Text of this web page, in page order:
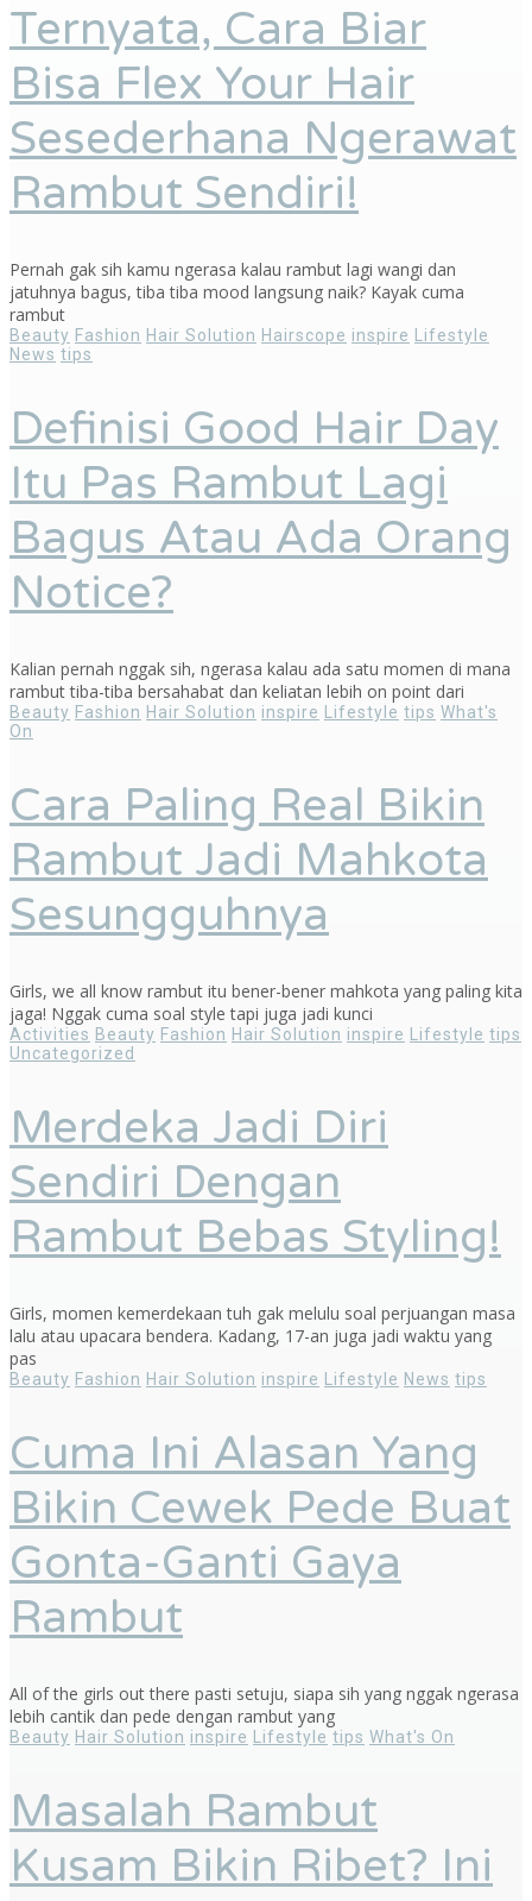
Ternyata, Cara Biar
Bisa Flex Your Hair
Sesederhana Ngerawat
Rambut Sendiri!
Pernah gak sih kamu ngerasa kalau rambut lagi wangi dan
jatuhnya bagus, tiba tiba mood langsung naik? Kayak cuma
rambut
Beauty Fashion Hair Solution Hairscope inspire
Lifestyle
News tips
Definisi Good Hair Day
Itu Pas Rambut Lagi
Bagus Atau Ada Orang
Notice?
Kalian pernah nggak sih, ngerasa kalau ada satu momen di mana
rambut tiba-tiba bersahabat dan keliatan lebih on point dari
Beauty Fashion Hair Solution inspire Lifestyle tips What's
On
Cara Paling Real Bikin
Rambut Jadi Mahkota
Sesungguhnya
Girls, we all know rambut itu bener-bener mahkota yang paling kita
jaga! Nggak cuma soal style tapi juga jadi kunci
Activities Beauty Fashion Hair Solution inspire Lifestyle tips
Uncategorized
Merdeka Jadi Diri
Sendiri Dengan
Rambut Bebas Styling!
Girls, momen kemerdekaan tuh gak melulu soal perjuangan masa
lalu atau upacara bendera. Kadang, 17-an juga jadi waktu yang
pas
Beauty Fashion Hair Solution inspire Lifestyle News tips
Cuma Ini Alasan Yang
Bikin Cewek Pede Buat
Gonta-Ganti Gaya
Rambut
All of the girls out there pasti setuju, siapa sih yang nggak ngerasa
lebih cantik dan pede dengan rambut yang
Beauty Hair Solution inspire Lifestyle tips What's On
Masalah Rambut
Kusam Bikin Ribet? Ini